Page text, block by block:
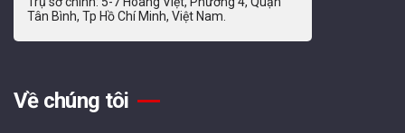
Tân Bình, Tp Hồ Chí Minh, Việt Nam.
Về chúng tôi